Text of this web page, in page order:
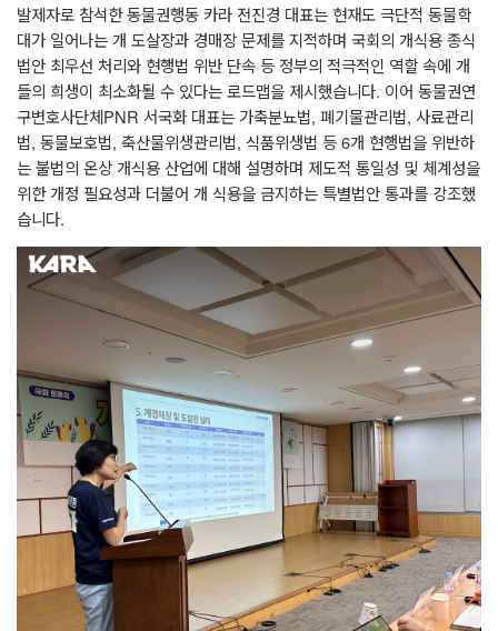
발제자로 참석한 동물권행동 카라 전진경 대표는 현재도 극단적 동물학
대가 일어나는 개 도살장과 경매장 문제를 지적하며 국회의 개식용 종식
법안 최우선 처리와 현행법 위반 단속 등 정부의 적극적인 역할 속에 개
들의 희생이 최소화될 수 있다는 로드맵을 제시했습니다. 이어 동물권연
구변호사단체PNR 서국화 대표는 가축분뇨법, 폐기물관리법, 사료관리
법, 동물보호법, 축산물위생관리법, 식품위생법 등6개 현행법을 위반하
는 불법의 온상 개식용 산업에 대해 설명하며 제도적 통일성 및 체계성을
위한 개정 필요성과 더불어 개 식용을 금지하는 특별법안 통과를 강조했
습니다.